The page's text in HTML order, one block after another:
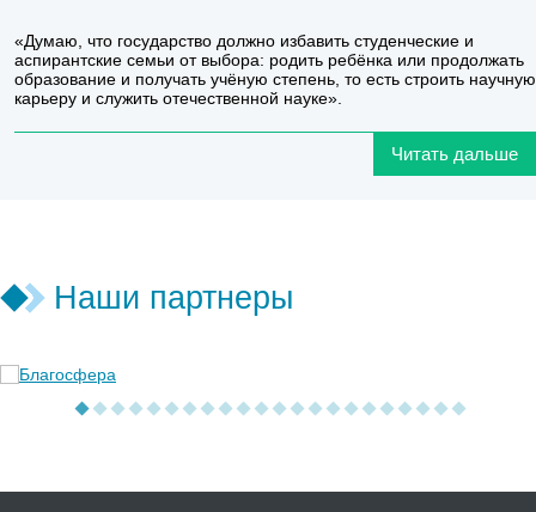
«Думаю, что государство должно избавить студенческие и
аспирантские семьи от выбора: родить ребёнка или продолжать
образование и получать учёную степень, то есть строить научную
карьеру и служить отечественной науке».
Читать дальше
Наши партнеры